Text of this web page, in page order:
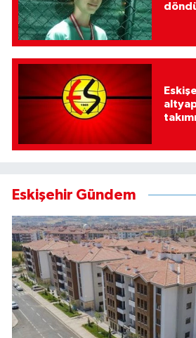
Eskişehir Gündem